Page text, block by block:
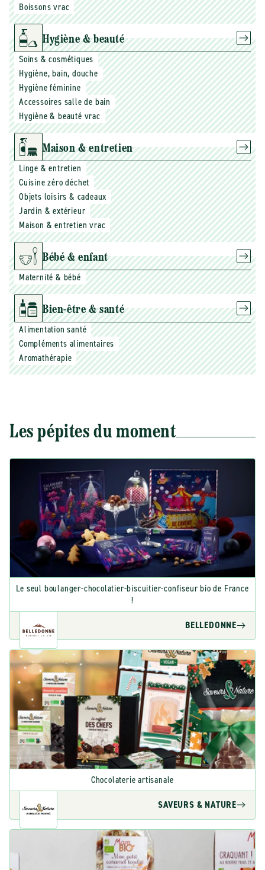
Boissons vrac
Hygiène & beauté
Soins & cosmétiques
Hygiène, bain, douche
Hygiène féminine
Accessoires salle de bain
Hygiène & beauté vrac
Maison & entretien
Linge & entretien
Cuisine zéro déchet
Objets loisirs & cadeaux
Jardin & extérieur
Maison & entretien vrac
Bébé & enfant
Maternité & bébé
Bien-être & santé
Alimentation santé
Compléments alimentaires
Aromathérapie
Les pépites du moment
Le seul boulanger-chocolatier-biscuitier-confiseur bio de France
!
BELLEDONNE
Chocolaterie artisanale
SAVEURS & NATURE